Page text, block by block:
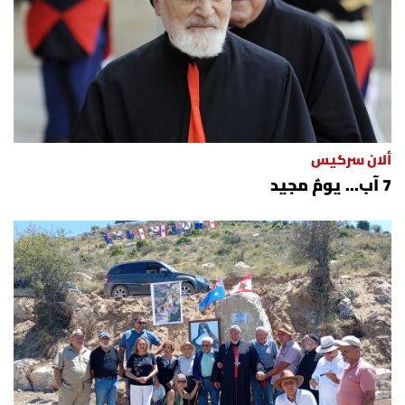
العالم
الصحافة الإسرائيلية
ثقافة وفنون
فصل من كتاب
اقرأ تضحك
كاميرا
سجالات
صحّة وصحن
ألان سركيس
7 آب... يومٌ مجيد